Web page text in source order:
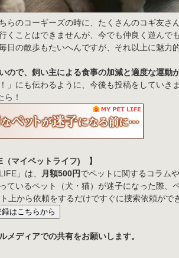
らのコーギーズの時に、 たくさんのコギ友さ
くことはできませんが、今でも仲良く遊んで
日の散歩もたいへんですが、それ以上に魅
ので、飼い主による食事の加減と適度な運動
」にも伝わるように、今後も投稿をしていき
ら！
マイペットライフ) 】
」は、
月額500円でペットに関するコラム
ているペット（犬・猫）が迷子になった際、
上から依頼をするだけですぐに捜索依頼がで
録はこちらから
メディアでの共有をお願いします。